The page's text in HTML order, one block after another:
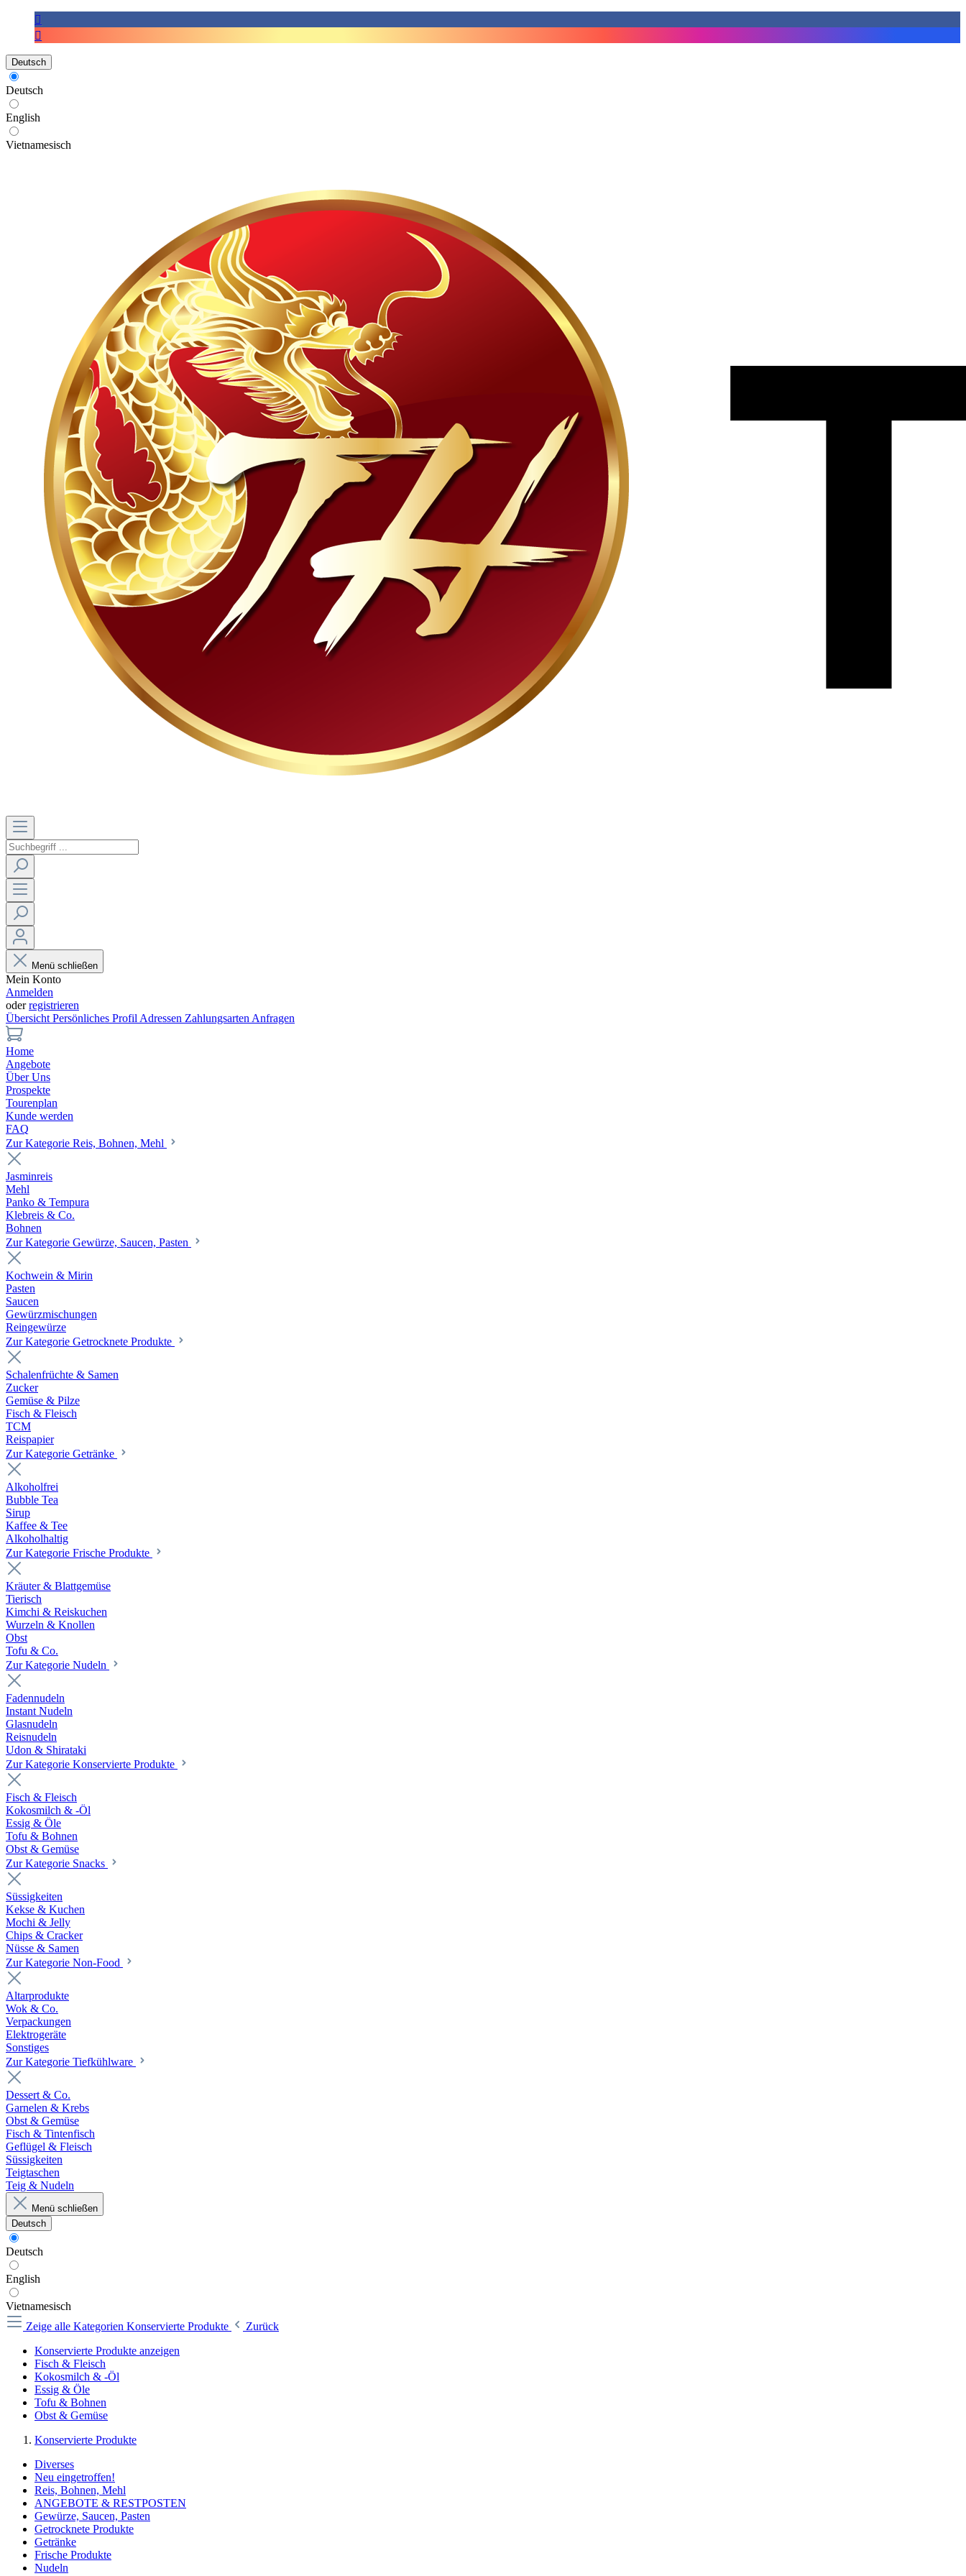
Deutsch
Deutsch
English
Vietnamesisch
Menü schließen
Mein Konto
Anmelden
oderregistrieren
Übersicht Persönliches Profil Adressen Zahlungsarten Anfragen
Home
Angebote
Über Uns
Prospekte
Tourenplan
Kunde werden
FAQ
Zur Kategorie Reis, Bohnen, Mehl
Jasminreis
Mehl
Panko & Tempura
Klebreis & Co.
Bohnen
Zur Kategorie Gewürze, Saucen, Pasten
Kochwein & Mirin
Pasten
Saucen
Gewürzmischungen
Reingewürze
Zur Kategorie Getrocknete Produkte
Schalenfrüchte & Samen
Zucker
Gemüse & Pilze
Fisch & Fleisch
TCM
Reispapier
Zur Kategorie Getränke
Alkoholfrei
Bubble Tea
Sirup
Kaffee & Tee
Alkoholhaltig
Zur Kategorie Frische Produkte
Kräuter & Blattgemüse
Tierisch
Kimchi & Reiskuchen
Wurzeln & Knollen
Obst
Tofu & Co.
Zur Kategorie Nudeln
Fadennudeln
Instant Nudeln
Glasnudeln
Reisnudeln
Udon & Shirataki
Zur Kategorie Konservierte Produkte
Fisch & Fleisch
Kokosmilch & -Öl
Essig & Öle
Tofu & Bohnen
Obst & Gemüse
Zur Kategorie Snacks
Süssigkeiten
Kekse & Kuchen
Mochi & Jelly
Chips & Cracker
Nüsse & Samen
Zur Kategorie Non-Food
Altarprodukte
Wok & Co.
Verpackungen
Elektrogeräte
Sonstiges
Zur Kategorie Tiefkühlware
Dessert & Co.
Garnelen & Krebs
Obst & Gemüse
Fisch & Tintenfisch
Geflügel & Fleisch
Süssigkeiten
Teigtaschen
Teig & Nudeln
Menü schließen
Deutsch
Deutsch
English
Vietnamesisch
Zeige alle Kategorien Konservierte Produkte
Zurück
Konservierte Produkte anzeigen
Fisch & Fleisch
Kokosmilch & -Öl
Essig & Öle
Tofu & Bohnen
Obst & Gemüse
Konservierte Produkte
Diverses
Neu eingetroffen!
Reis, Bohnen, Mehl
ANGEBOTE & RESTPOSTEN
Gewürze, Saucen, Pasten
Getrocknete Produkte
Getränke
Frische Produkte
Nudeln